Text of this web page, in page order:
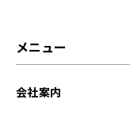
メニュー
会社案内